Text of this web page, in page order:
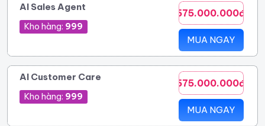
AI Sales Agent
Kho hàng: 999
575.000.000đ
MUA NGAY
AI Customer Care
Kho hàng: 999
575.000.000đ
MUA NGAY